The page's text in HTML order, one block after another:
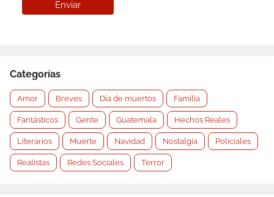
Categorías
Amor Breves Día de muertos Familia
Fantásticos Gente Guatemala Hechos Reales
Literarios Muerte Navidad Nostalgia Policiales
Realistas Redes Sociales Terror